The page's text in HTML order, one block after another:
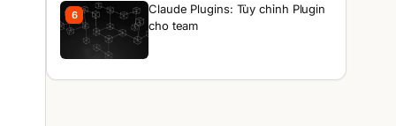
6
Claude Plugins: Tùy chỉnh Plugin
cho team